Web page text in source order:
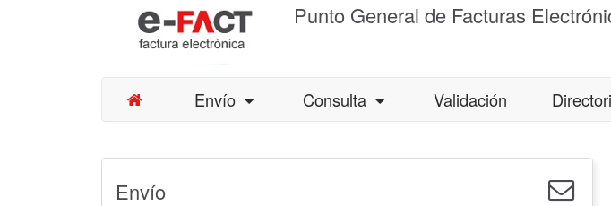
Punto General de Facturas
Envío Consulta Validación
Envío